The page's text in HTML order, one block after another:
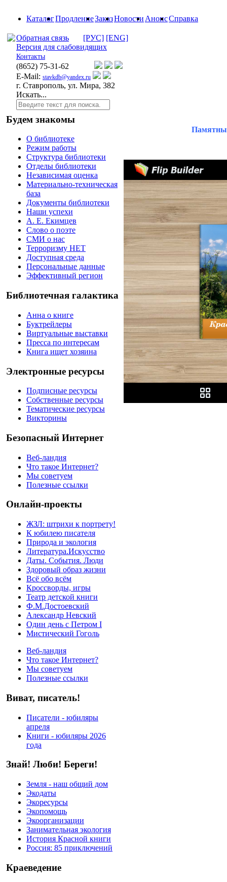
КаталогПродлениеЗаказНовости АнонсСправка
Обратная связь [РУС] [ENG]
Версия для слабовидящих
Контакты
(8652) 75-31-62
E-Mail: stavkdb@yandex.ru
г. Ставрополь, ул. Мира, 382
Искать...
Будем знакомы
О библиотеке
Режим работы
Структура библиотеки
Отделы библиотеки
Независимая оценка
Материально-техническая
база
Документы библиотеки
Наши успехи
А. Е. Екимцев
Слово о поэте
СМИ о нас
Терроризму НЕТ
Доступная среда
Персональные данные
Эффективный регион
Библиотечная галактика
Анна о книге
Буктрейлеры
Виртуальные выставки
Пресса по интересам
Книга ищет хозяина
Электронные ресурсы
Подписные ресурсы
Собственные ресурсы
Тематические ресурсы
Викторины
Безопасный Интернет
Веб-ландия
Что такое Интернет?
Мы советуем
Полезные ссылки
Онлайн-проекты
ЖЗЛ: штрихи к портрету!
К юбилею писателя
Природа и экология
Литература.Искусство
Даты. События. Люди
Здоровый образ жизни
Всё обо всём
Кроссворды, игры
Театр детской книги
Ф.М.Достоевский
Александр Невский
Один день с Петром I
Мистический Гоголь
Веб-ландия
Что такое Интернет?
Мы советуем
Полезные ссылки
Виват, писатель!
Писатели - юбиляры
апреля
Книги - юбиляры 2026
года
Знай! Люби! Береги!
Земля - наш общий дом
Экодаты
Экоресурсы
Экопомощь
Экоорганизации
Занимательная экология
История Красной книги
Россия: 85 приключений
Краеведение